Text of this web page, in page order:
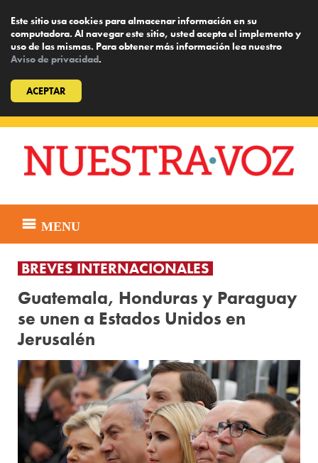
Este sitio usa cookies para almacenar información en su
computadora. Al navegar este sitio, usted acepta el implemento y
uso de las mismas. Para obtener más información lea nuestro
Aviso de privacidad.
ACEPTAR
content
MENU
BREVES INTERNACIONALES
Guatemala, Honduras y Paraguay
se unen a Estados Unidos en
Jerusalén